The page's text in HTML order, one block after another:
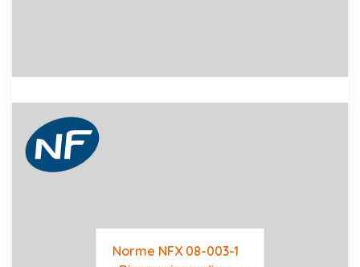
Norme NFX 08-003-1